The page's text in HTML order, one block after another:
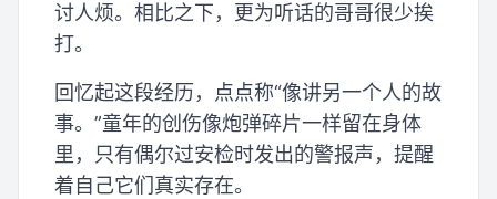
讨人烦。相比之下，更为听话的哥哥很少挨
打。
回忆起这段经历，点点称“像讲另一个人的故
事。”童年的创伤像炮弹碎片一样留在身体
里，只有偶尔过安检时发出的警报声，提醒
着自己它们真实存在。